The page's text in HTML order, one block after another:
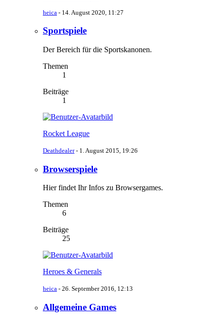
heica - 14. August 2020, 11:27
Sportspiele
Der Bereich für die Sportskanonen.
Themen
1
Beiträge
1
Rocket League
Deathdealer- 1. August 2015, 19:26
Browserspiele
Hier findet Ihr Infos zu Browsergames.
Themen
6
Beiträge
25
Heroes & Generals
heica - 26. September 2016, 12:13
Allgemeine Games